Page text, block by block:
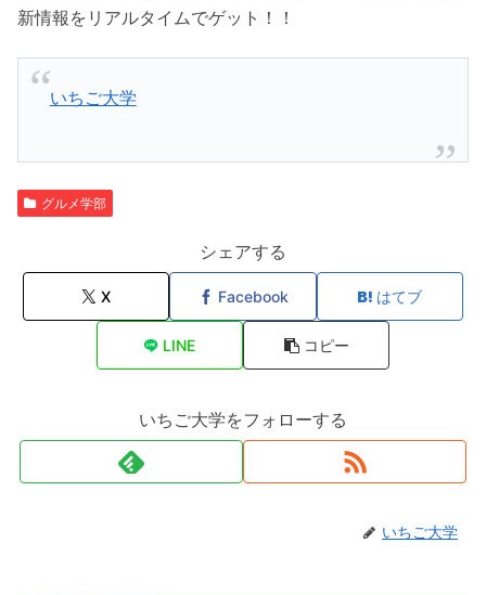
新情報をリアルタイムでゲット！！
いちご大学
グルメ学部
シェアする
X Facebook はてブ
LINE コピー
いちご大学をフォローする
いちご大学